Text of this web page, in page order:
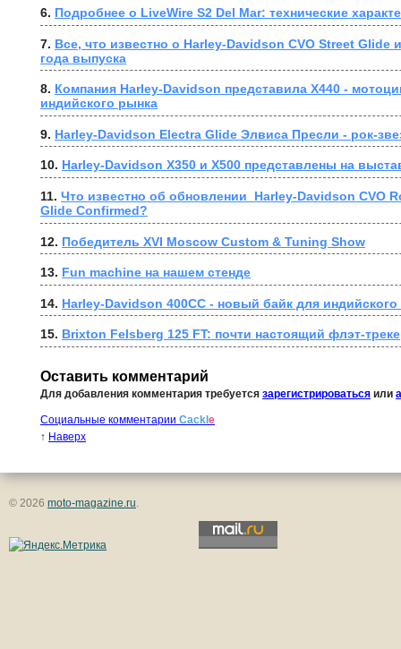
6. Подробнее о LiveWire S2 Del Mar: технические
7. Все, что известно о Harley-Davidson CVO Street Glide
года выпуска
8. Компания Harley-Davidson представила X440 -
индийского рынка
9. Harley-Davidson Electra Glide Элвиса Пресли - рок-
10. Harley-Davidson X350 и X500 представлены на
11. Что известно об обновлении  Harley-Davidson CVO
Glide Confirmed?
12. Победитель XVI Moscow Custom & Tuning Show
13. Fun machine на нашем стенде
14. Harley-Davidson 400CC - новый байк для
15. Brixton Felsberg 125 FT: почти настоящий флэт-
Оставить комментарий
Для добавления комментария требуется зарегистрироваться или
Социальные комментарии Cackl e
↑ Наверх
© 2026 moto-magazine.ru.